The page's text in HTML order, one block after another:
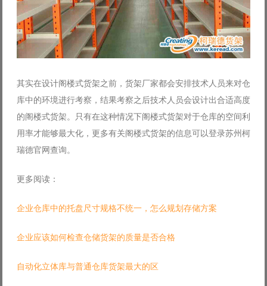
其实在设计阁楼式货架之前，货架厂家都会安排技术人员来对仓
库中的环境进行考察，结果考察之后技术人员会设计出合适高度
的阁楼式货架。只有在这种情况下阁楼式货架对于仓库的空间利
用率才能够最大化，更多有关阁楼式货架的信息可以登录苏州柯
瑞德官网查询。
更多阅读：
企业仓库中的托盘尺寸规格不统一，怎么规划存储方案
企业应该如何检查仓储货架的质量是否合格
自动化立体库与普通仓库货架最大的区